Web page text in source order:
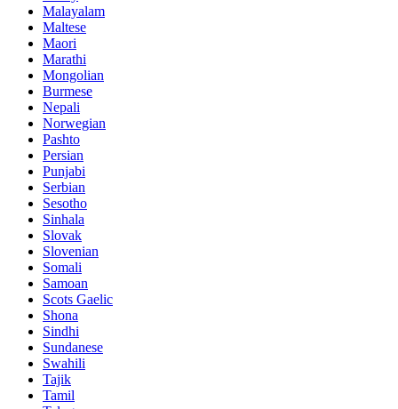
Malayalam
Maltese
Maori
Marathi
Mongolian
Burmese
Nepali
Norwegian
Pashto
Persian
Punjabi
Serbian
Sesotho
Sinhala
Slovak
Slovenian
Somali
Samoan
Scots Gaelic
Shona
Sindhi
Sundanese
Swahili
Tajik
Tamil